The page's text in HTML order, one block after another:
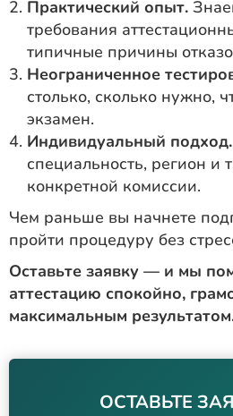
Практический опыт.
требования
типичные причины
Неограниченное
столько, сколько нужно,
экзамен.
Индивидуальный подход.
специальность, регион и
конкретной комиссии.
Чем раньше вы начнете
пройти процедуру без
Оставьте заявку — и мы
аттестацию спокойно,
максимальным
ОСТАВЬТЕ